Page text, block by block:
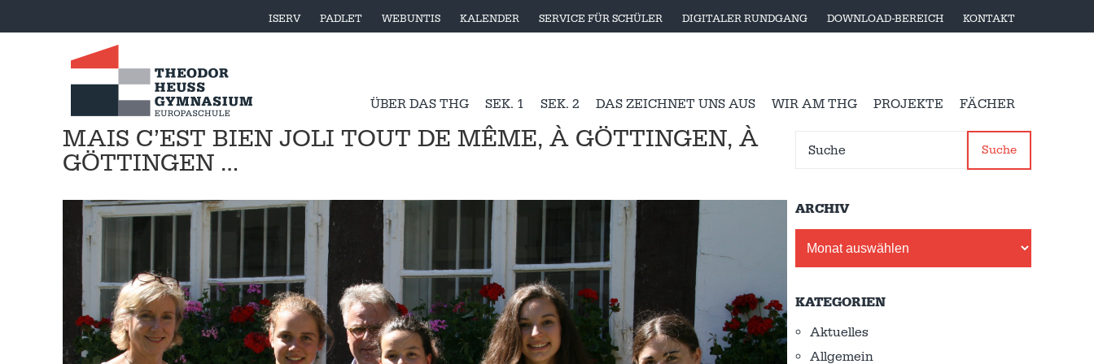
ISERV PADLET WEBUNTIS KALENDER SERVICE FÜR SCHÜLER DIGITALER RUNDGANG DOWNLOAD-BEREICH KONTAKT
ÜBER DAS THG SEK. 1 SEK. 2 DAS ZEICHNET UNS AUS WIR AM THG PROJEKTE FÄCHER
MAIS C’EST BIEN JOLI TOUT DE MÊME, À GÖTTINGEN, À
GÖTTINGEN … Suche
ARCHIV
KATEGORIEN
Aktuelles
Allgemein